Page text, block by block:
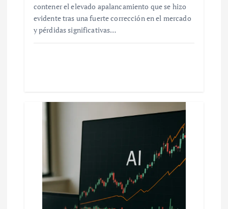
contener el elevado apalancamiento que se hizo
evidente tras una fuerte corrección en el mercado
y pérdidas significativas…